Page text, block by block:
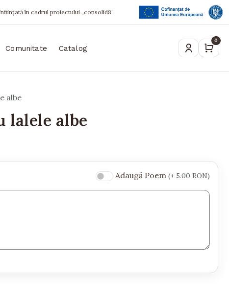
în cadrul proiectului „consolid8”.
Comunitate Catalog
0
albe
lalele albe
Adaugă Poem (+ 5.00 RON)